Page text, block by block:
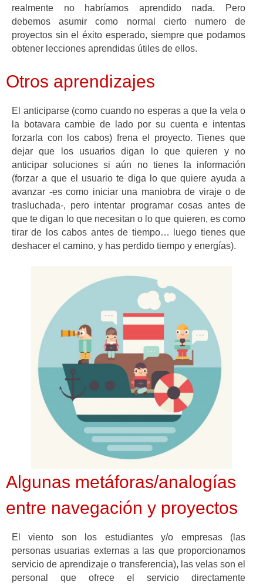
realmente no habríamos aprendido nada. Pero
debemos asumir como normal cierto numero de
proyectos sin el éxito esperado, siempre que podamos
obtener lecciones aprendidas útiles de ellos.
Otros aprendizajes
El anticiparse (como cuando no esperas a que la vela o
la botavara cambie de lado por su cuenta e intentas
forzarla con los cabos) frena el proyecto. Tienes que
dejar que los usuarios digan lo que quieren y no
anticipar soluciones si aún no tienes la información
(forzar a que el usuario te diga lo que quiere ayuda a
avanzar -es como iniciar una maniobra de viraje o de
trasluchada-, pero intentar programar cosas antes de
que te digan lo que necesitan o lo que quieren, es como
tirar de los cabos antes de tiempo… luego tienes que
deshacer el camino, y has perdido tiempo y energías).
Algunas metáforas/analogías
entre navegación y proyectos
El viento son los estudiantes y/o empresas (las
personas usuarias externas a las que proporcionamos
servicio de aprendizaje o transferencia), las velas son el
personal que ofrece el servicio directamente